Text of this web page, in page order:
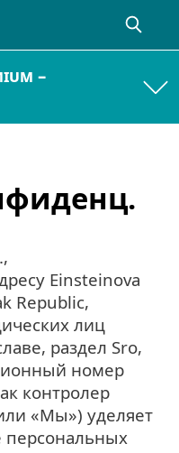
–
Einsteinova
Republic,
лиц
раздел Sro,
номер
контролер
«Мы») уделяет
персональных